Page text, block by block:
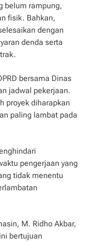
belum rampung,
fisik. Bahkan,
dengan
denda serta
bersama Dinas
jadwal pekerjaan.
proyek diharapkan
paling lambat pada
pengerjaan yang
tidak menentu
M. Ridho Akbar,
bertujuan